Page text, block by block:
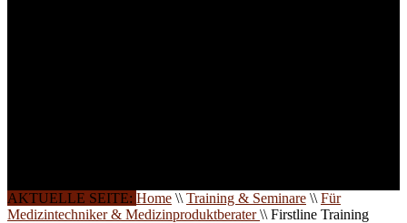
AKTUELLE SEITE: Home \\ Training & Seminare \\ Für
Medizintechniker & Medizinproduktberater\\ Firstline Training